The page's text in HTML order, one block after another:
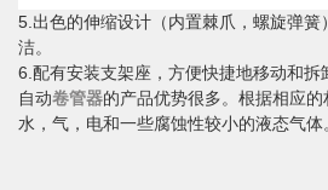
5.出色的伸缩设计（内置棘爪，螺旋弹簧
洁。
6.配有安装支架座，方便快捷地移动和拆
自动卷管器的产品优势很多。根据相应
水，气，电和一些腐蚀性较小的液态气体